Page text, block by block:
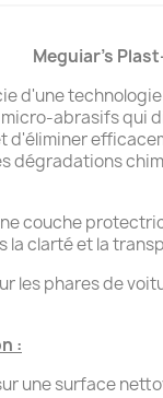
Meguiar's
d'une
abrasifs qui
d'éliminer
dégradations
couche
la clarté et la
les phares de
:
une surface